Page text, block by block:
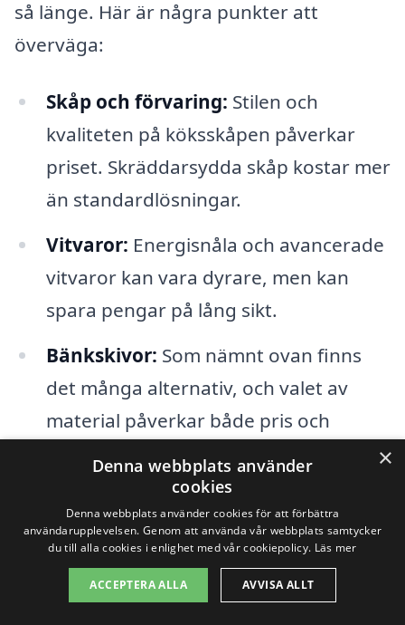
så länge. Här är några punkter att
överväga:
Skåp och förvaring: Stilen och
kvaliteten på köksskåpen påverkar
priset. Skräddarsydda skåp kostar mer
än standardlösningar.
Vitvaror: Energisnåla och avancerade
vitvaror kan vara dyrare, men kan
spara pengar på lång sikt.
Bänkskivor: Som nämnt ovan finns
det många alternativ, och valet av
material påverkar både pris och
Eventuell omdragning av
rör eller el kan öka
arbetskostnaderna.
×
Denna webbplats använder
cookies
Denna webbplats använder cookies för att förbättra
användarupplevelsen. Genom att använda vår webbplats samtycker
du till alla cookies i enlighet med vår cookiepolicy. Läs mer
ACCEPTERA ALLA AVVISA ALLT